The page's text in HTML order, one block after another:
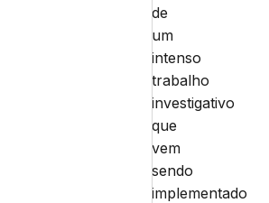
de
um
intenso
trabalho
investigativo
que
vem
sendo
implementado